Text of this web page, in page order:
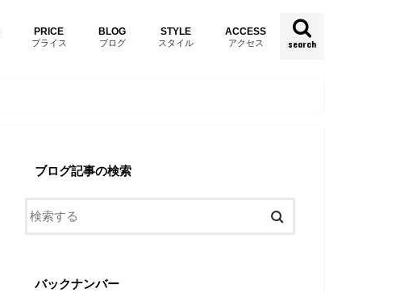
search
PRICE
プライス
BLOG
ブログ
STYLE
スタイル
ACCESS
アクセス
ブログ記事の検索
バックナンバー